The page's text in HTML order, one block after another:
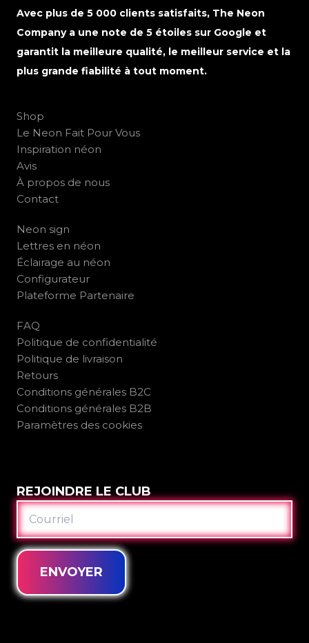
Avec plus de 5 000 clients satisfaits, The Neon
Company a une note de 5 étoiles sur Google et
garantit la meilleure qualité, le meilleur service et la
plus grande fiabilité à tout moment.
Shop
Le Neon Fait Pour Vous
Inspiration néon
Avis
À propos de nous
Contact
Neon sign
Lettres en néon
Éclairage au néon
Configurateur
Plateforme Partenaire
FAQ
Politique de confidentialité
Politique de livraison
Retours
Conditions générales B2C
Conditions générales B2B
Paramètres des cookies
REJOINDRE LE CLUB
COURRIEL
ENVOYER